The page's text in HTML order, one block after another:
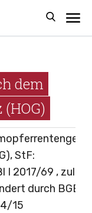
dem
StF:
I 2017/69 ,
durch BGBl I
15